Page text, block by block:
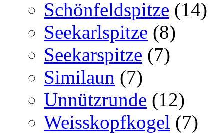
Schönfeldspitze (14)
Seekarlspitze (8)
Seekarspitze (7)
Similaun (7)
Unnützrunde (12)
Weisskopfkogel (7)